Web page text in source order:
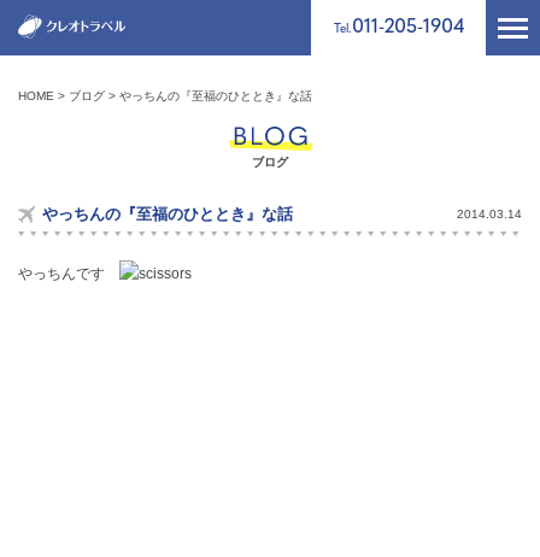
Tel.011-205-1904
HOME ブログ やっちんの『至福のひととき』な話
ブログ
やっちんの『至福のひととき』な話 2014.03.14
やっちんです